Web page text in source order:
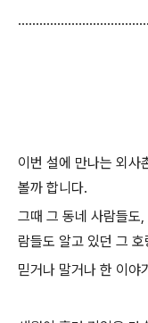
이번 설에 만나는 외사
볼까 합니다.
그때 그 동네 사람들도
람들도 알고 있던 그 호
믿거나 말거나 한 이야